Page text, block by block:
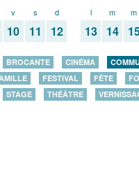
v
10
s
11
d
12
l
13
m
14
m
BROCANTE CINÉMA
FESTIVAL FÊTE
STAGE THÉÂTRE